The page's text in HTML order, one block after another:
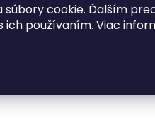
súbory cookie. Ďalším
ich používaním. Viac